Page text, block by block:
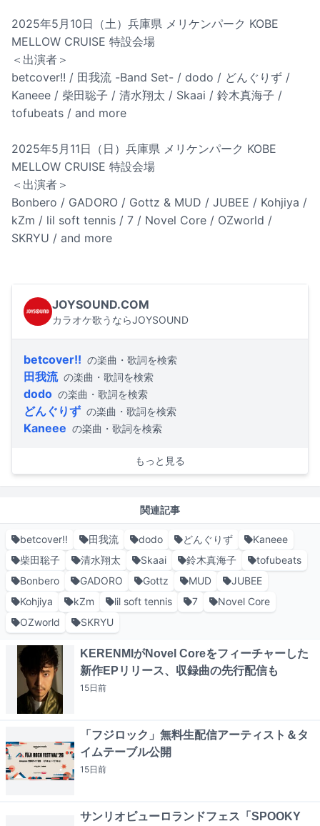
2025年5月10日（土）兵庫県 メリケンパーク KOBE
MELLOW CRUISE 特設会場
＜出演者＞
betcover!! / 田我流 -Band Set- / dodo / どんぐりず /
Kaneee / 柴田聡子 / 清水翔太 / Skaai / 鈴木真海子 /
tofubeats / and more
2025年5月11日（日）兵庫県 メリケンパーク KOBE
MELLOW CRUISE 特設会場
＜出演者＞
Bonbero / GADORO / Gottz & MUD / JUBEE / Kohjiya /
kZm / lil soft tennis / 7 / Novel Core / OZworld /
SKRYU / and more
JOYSOUND.COM
カラオケ歌うならJOYSOUND
betcover!! の楽曲・歌詞を検索
田我流 の楽曲・歌詞を検索
dodo の楽曲・歌詞を検索
どんぐりず の楽曲・歌詞を検索
Kaneee の楽曲・歌詞を検索
もっと見る
関連記事
betcover!! 田我流 dodo どんぐりず
Kaneee
柴田聡子
清水翔太 Skaai 鈴木真海子
tofubeats
Bonbero
GADORO Gottz MUD
JUBEE
Kohjiya
kZm lil soft tennis 7
Novel Core
OZworld
SKRYU
KERENMIがNovel Coreをフィーチャーした
新作EPリリース、収録曲の先行配信も
15日前
「フジロック」無料生配信アーティスト＆タ
イムテーブル公開
15日前
サンリオピューロランドフェス「SPOOKY